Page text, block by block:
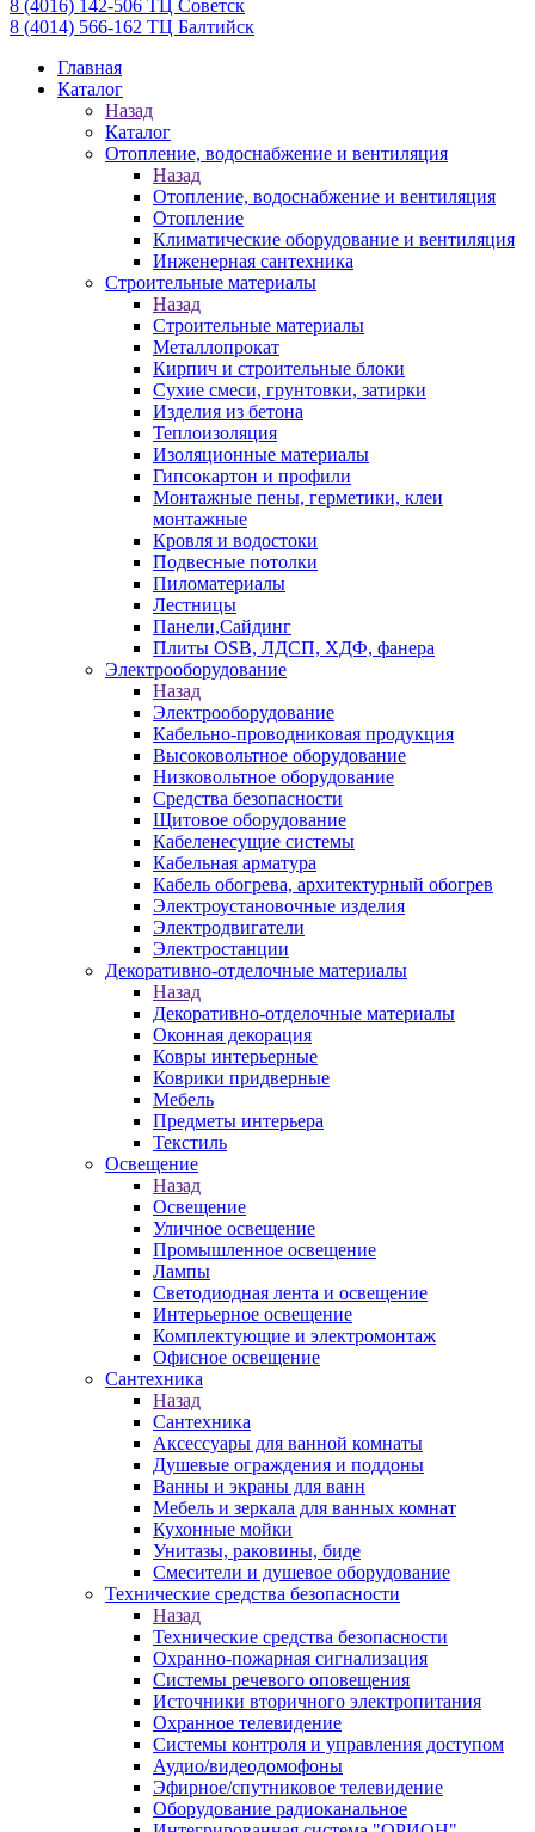
8 (4016) 142-506 ТЦ Советск
8 (4014) 566-162 ТЦ Балтийск
Главная
Каталог
Назад
Каталог
Отопление, водоснабжение и вентиляция
Назад
Отопление, водоснабжение и вентиляция
Отопление
Климатические оборудование и вентиляция
Инженерная сантехника
Строительные материалы
Назад
Строительные материалы
Металлопрокат
Кирпич и строительные блоки
Сухие смеси, грунтовки, затирки
Изделия из бетона
Теплоизоляция
Изоляционные материалы
Гипсокартон и профили
Монтажные пены, герметики, клеи
монтажные
Кровля и водостоки
Подвесные потолки
Пиломатериалы
Лестницы
Панели,Сайдинг
Плиты OSB, ЛДСП, ХДФ, фанера
Электрооборудование
Назад
Электрооборудование
Кабельно-проводниковая продукция
Высоковольтное оборудование
Низковольтное оборудование
Средства безопасности
Щитовое оборудование
Кабеленесущие системы
Кабельная арматура
Кабель обогрева, архитектурный обогрев
Электроустановочные изделия
Электродвигатели
Электростанции
Декоративно-отделочные материалы
Назад
Декоративно-отделочные материалы
Оконная декорация
Ковры интерьерные
Коврики придверные
Мебель
Предметы интерьера
Текстиль
Освещение
Назад
Освещение
Уличное освещение
Промышленное освещение
Лампы
Светодиодная лента и освещение
Интерьерное освещение
Комплектующие и электромонтаж
Офисное освещение
Сантехника
Назад
Сантехника
Аксессуары для ванной комнаты
Душевые ограждения и поддоны
Ванны и экраны для ванн
Мебель и зеркала для ванных комнат
Кухонные мойки
Унитазы, раковины, биде
Смесители и душевое оборудование
Технические средства безопасности
Назад
Технические средства безопасности
Охранно-пожарная сигнализация
Системы речевого оповещения
Источники вторичного электропитания
Охранное телевидение
Системы контроля и управления доступом
Аудио/видеодомофоны
Эфирное/спутниковое телевидение
Оборудование радиоканальное